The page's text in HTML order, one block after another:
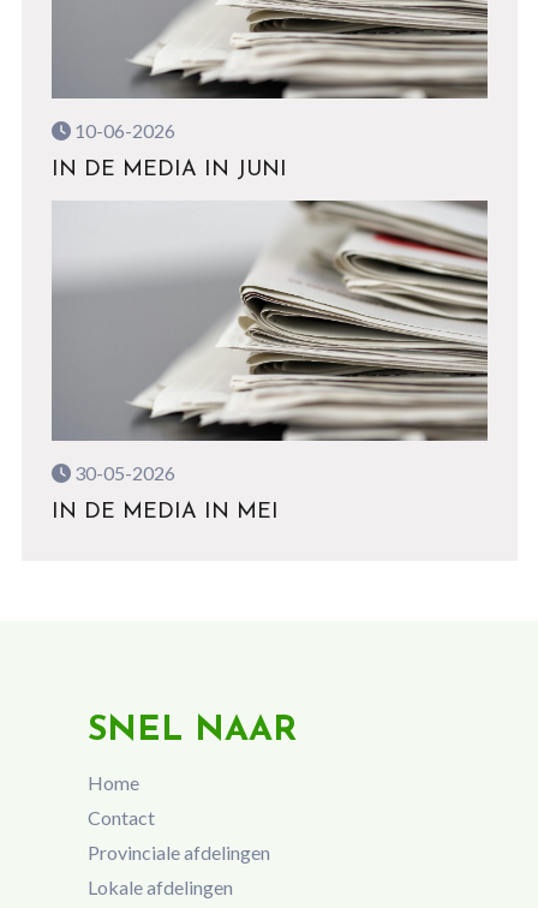
10-06-2026
IN DE MEDIA IN JUNI
30-05-2026
IN DE MEDIA IN MEI
SNEL NAAR
Home
Contact
Provinciale afdelingen
Lokale afdelingen